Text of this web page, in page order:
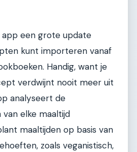
een grote update
kunt importeren vanaf
Handig, want je
verdwijnt nooit meer uit
analyseert de
van elke maaltijd
maaltijden op basis van
zoals veganistisch,